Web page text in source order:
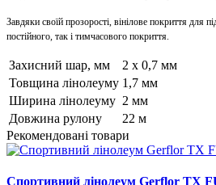
Завдяки своїй прозорості, вінілове покриття
постійного, так і тимчасового покриття.
Захисний шар, мм
2 х 0,7 мм
Товщина лінолеуму 1,7 мм
Ширина лінолеуму 2 мм
Довжина рулону
22 м
Рекомендовані товари
Спортивний лінолеум Gerflor TX